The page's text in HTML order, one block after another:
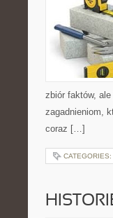
zbiór faktów,
zagadnieniom,
coraz […]
CATEGORIES: